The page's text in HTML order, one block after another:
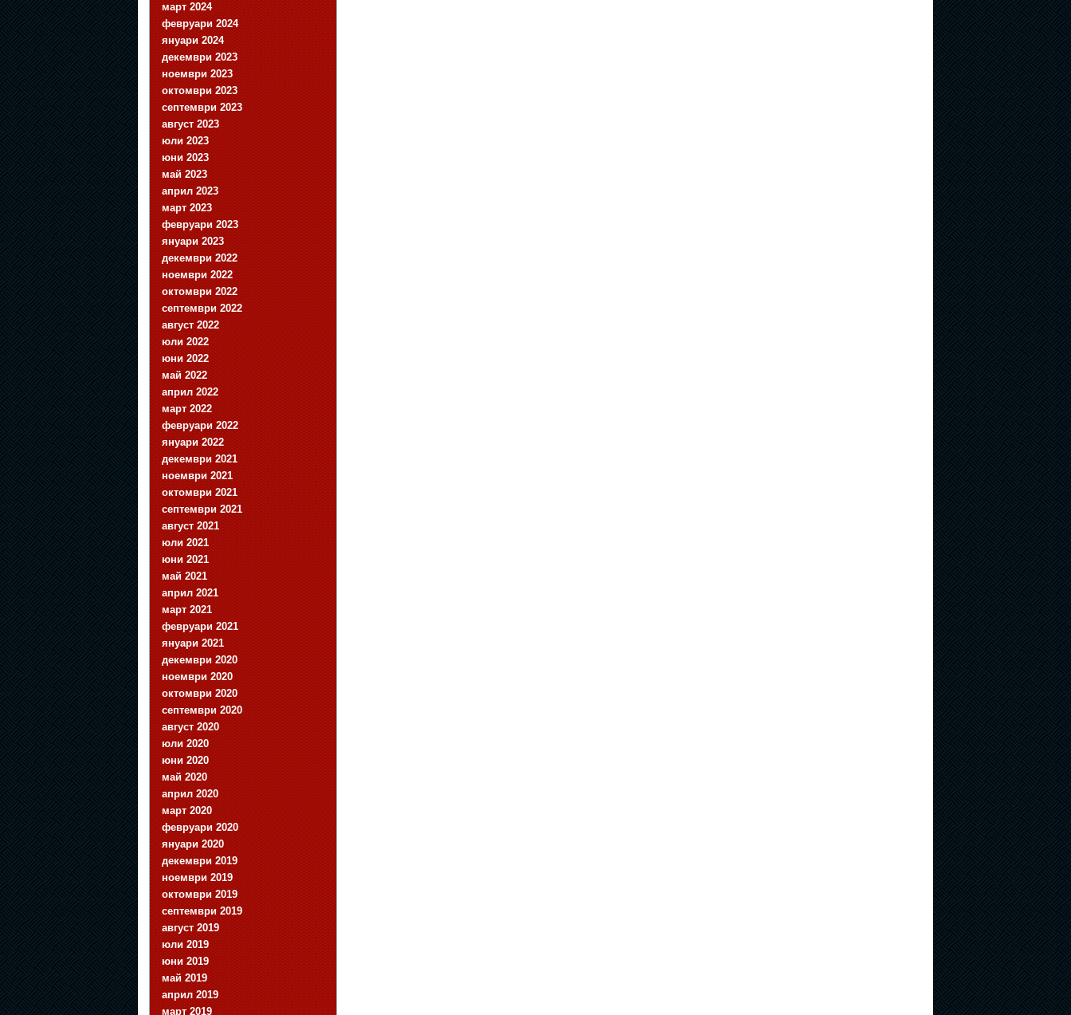
март 2024
февруари 2024
януари 2024
декември 2023
ноември 2023
октомври 2023
септември 2023
август 2023
юли 2023
юни 2023
май 2023
април 2023
март 2023
февруари 2023
януари 2023
декември 2022
ноември 2022
октомври 2022
септември 2022
август 2022
юли 2022
юни 2022
май 2022
април 2022
март 2022
февруари 2022
януари 2022
декември 2021
ноември 2021
октомври 2021
септември 2021
август 2021
юли 2021
юни 2021
май 2021
април 2021
март 2021
февруари 2021
януари 2021
декември 2020
ноември 2020
октомври 2020
септември 2020
август 2020
юли 2020
юни 2020
май 2020
април 2020
март 2020
февруари 2020
януари 2020
декември 2019
ноември 2019
октомври 2019
септември 2019
август 2019
юли 2019
юни 2019
май 2019
април 2019
март 2019